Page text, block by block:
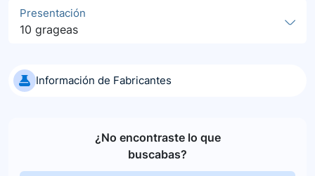
Presentación
10 grageas
Información de Fabricantes
¿No encontraste lo que
buscabas?